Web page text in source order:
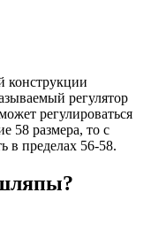
конструкции
регулятор
регулироваться
58 размера, то с
в пределах 56-58.